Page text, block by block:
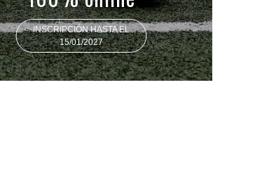
INSCRIPCIÓN HASTA EL
15/01/2027